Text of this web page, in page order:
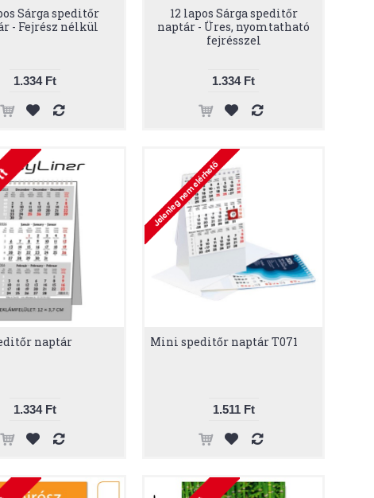
Sárga speditőr
- Fejrész nélkül
1.334 Ft
12 lapos Sárga speditőr
naptár - Üres, nyomtatható
fejrésszel
1.334 Ft
naptár
1.334 Ft
Mini speditőr naptár T071
1.511 Ft